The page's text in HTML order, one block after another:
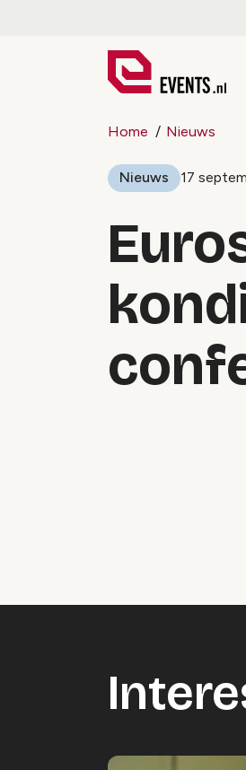
Home Nieuws
Nieuws 17